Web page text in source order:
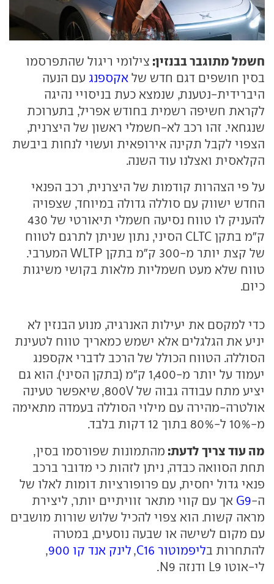
חשמל מתוגבר בבנזין: צילומי ריגול שהתפרסמו
בסין חושפים דגם חדש של אקספנג עם הנעה
היברידית-נטענת, שנמצא כעת בניסויי נהיגה
לקראת חשיפה רשמית בחודש אפריל, בתערוכת
שנגחאי. זהו רכב לא-חשמלי ראשון של היצרנית,
הצפוי לקבל תקינה אירופאית ועשוי לנחות ביבשת
הקלאסית ואצלנו עוד השנה.
על פי הצהרות קודמות של היצרנית, רכב הפנאי
החדש ישווק עם סוללה גדולה במיוחד, שצפויה
להעניק לו טווח נסיעה חשמלי תיאורטי של 430
ק"מ בתקן CLTC הסיני, נתון שניתן לתרגם לטווח
של קצת יותר מ-300 ק"מ בתקן WLTP המערבי.
טווח שלא מעט חשמליות מלאות בקושי משיגות
כיום.
כדי למקסם את יעילות האנרגיה, מנוע הבנזין לא
יניע את הגלגלים אלא ישמש כמאריך טווח לטעינת
הסוללה. הטווח הכולל של הרכב לדברי אקספנג
יעמוד על יותר מ-1,400 ק"מ (בתקן הסיני). הוא גם
יציע מתח עבודה גבוה של 800V, שיאפשר טעינה
אולטרה-מהירה עם מילוי הסוללה בעמדה מתאימה
מ-10% ל-80% בתוך 12 דקות בלבד.
מה עוד צריך לדעת: מהתמונות שפורסמו בסין,
תחת הסוואה כבדה, ניתן לזהות כי מדובר ברכב
פנאי גדול יחסית, עם פרופורציות דומות לאלו של
ה-G9 אך עם קווי מתאר זוויתיים יותר, ליצירת
מראה קשוח. הוא צפוי להכיל שלוש שורות מושבים
עם מקום לשישה או שבעה נוסעים, במטרה
להתחרות בליפמוטור C16 , לינק אנד קו 900
,
לי-אוטו L9 ודנזה N9.